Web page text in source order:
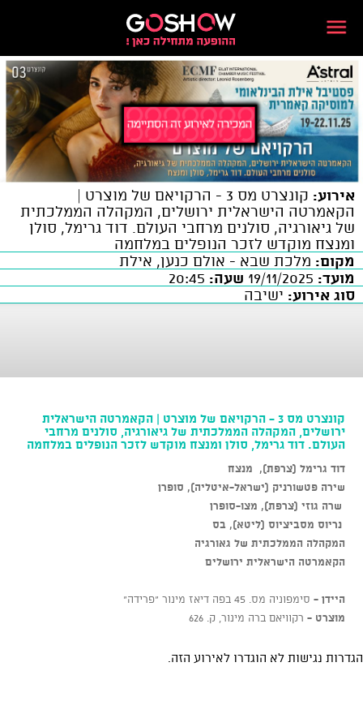
אירוע:
קונצרט מס 3 - הרקויאם של מוצרט |
הקאמרטה הישראלית ירושלים, המקהלה הממלכתית
של גיאורגיה, סולנים מרחבי העולם. דוד גרימל, סולן
ומנצח מוקדש לזכר הנופלים במלחמה
מקום: מלכת שבא - אולם כנען, אילת
מועד:
שעה:
סוג אירוע: ישיבה
קונצרט מס 3 - הרקויאם של מוצרט | הקאמרטה הישראלית
ירושלים, המקהלה הממלכתית של גיאורגיה, סולנים מרחבי
העולם. דוד גרימל, סולן ומנצח מוקדש לזכר הנופלים במלחמה
דוד גרימל (צרפת), מנצח
שירה פטשורניק (ישראל-איטליה), סופרן
שרה גוזי (צרפת), מצו-סופרן
נריוס מסביציוס (ליטא), בס
המקהלה הממלכתית של גאורגיה
הקאמרטה הישראלית ירושלים
היידן - סימפוניה מס. 45 בפה דיאז מינור "פרידה"
מוצרט - רקוויאם ברה מינור, ק. 626
הגדרות נגישות לא הוגדרו לאירוע הזה.